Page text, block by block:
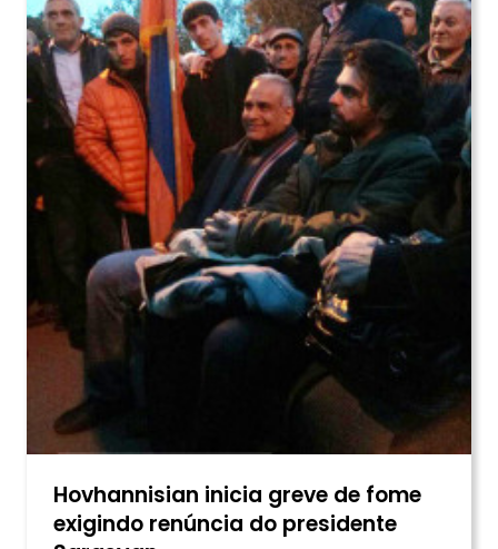
Hovhannisian inicia greve de fome
exigindo renúncia do presidente